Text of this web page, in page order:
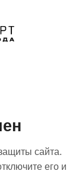
сайта.
его и